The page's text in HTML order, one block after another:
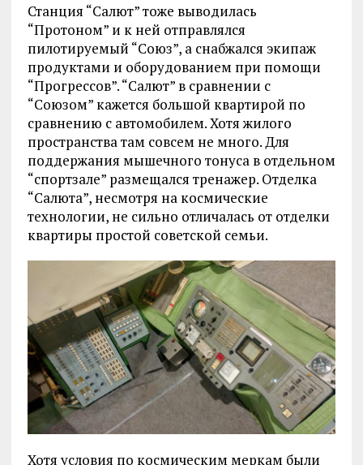
Станция “Салют” тоже выводилась
“Протоном” и к ней отправлялся
пилотируемый “Союз”, а снабжался экипаж
продуктами и оборудованием при помощи
“Прогрессов”. “Салют” в сравнении с
“Союзом” кажется большой квартирой по
сравнению с автомобилем. Хотя жилого
пространства там совсем не много. Для
поддержания мышечного тонуса в отдельном
“спортзале” размещался тренажер. Отделка
“Салюта”, несмотря на космические
технологии, не сильно отличалась от отделки
квартиры простой советской семьи.
Хотя условия по космическим меркам были